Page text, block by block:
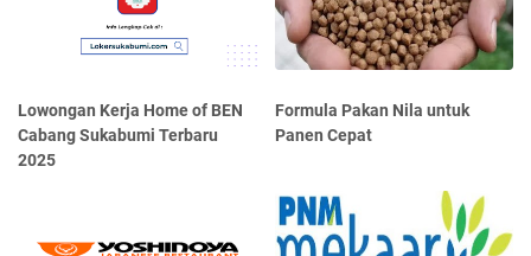
Lowongan Kerja Home of BEN
Cabang Sukabumi Terbaru
2025
Formula Pakan Nila untuk
Panen Cepat